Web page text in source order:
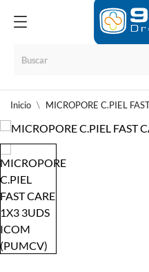
Inicio MICROPORE C.PIEL